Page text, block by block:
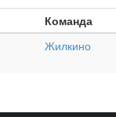
Команда
Жилкино